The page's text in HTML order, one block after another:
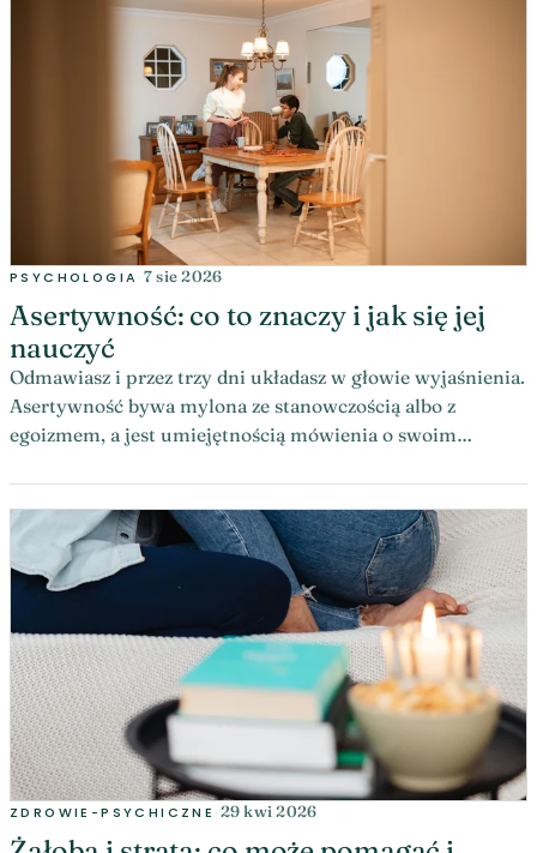
PSYCHOLOGIA · 7 sie 2026
Asertywność: co to znaczy i jak się jej
nauczyć
Odmawiasz i przez trzy dni układasz w głowie wyjaśnienia.
Asertywność bywa mylona ze stanowczością albo z
egoizmem, a jest umiejętnością mówienia o swoim
ZDROWIE-PSYCHICZNE · 29 kwi 2026